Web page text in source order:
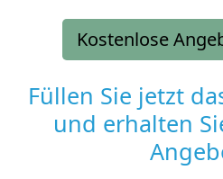
Kostenlose
Füllen Sie jetzt
und erhalten